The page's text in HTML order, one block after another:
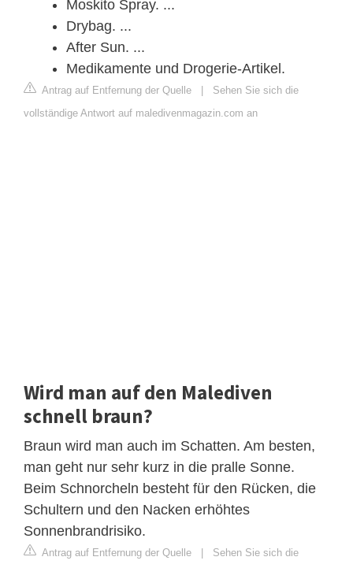
Moskito Spray. ...
Drybag. ...
After Sun. ...
Medikamente und Drogerie-Artikel.
Antrag auf Entfernung der Quelle | Sehen Sie sich die
vollständige Antwort auf maledivenmagazin.com an
Wird man auf den Malediven
schnell braun?
Braun wird man auch im Schatten. Am besten,
man geht nur sehr kurz in die pralle Sonne.
Beim Schnorcheln besteht für den Rücken, die
Schultern und den Nacken erhöhtes
Sonnenbrandrisiko.
Antrag auf Entfernung der Quelle | Sehen Sie sich die